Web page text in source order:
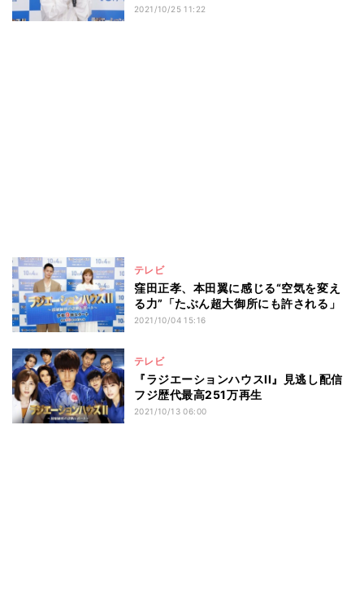
2021/10/25 11:22
テレビ
窪田正孝、本田翼に感じる“空気を変え
る力”「たぶん超大御所にも許される」
2021/10/04 15:16
テレビ
『ラジエーションハウスII』見逃し配信
フジ歴代最高251万再生
2021/10/13 06:00